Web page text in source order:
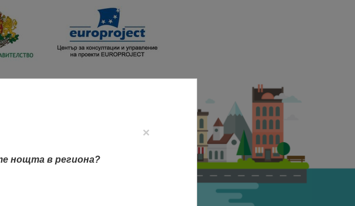
×
нощта в региона?